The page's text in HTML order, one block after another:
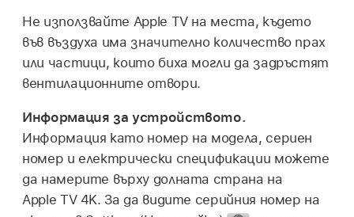
Не използвайте Apple TV на места, където
във въздуха има значително количество прах
или частици, които биха могли да задръстят
вентилационните отвори.
Информация за устройството.
Информация като номер на модела, сериен
номер и електрически спецификации можете
да намерите върху долната страна на
Apple TV 4K. За да видите серийния номер на